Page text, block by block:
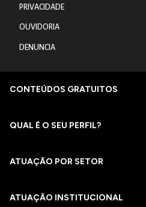
PRIVACIDADE
OUVIDORIA
DENUNCIA
CONTEÚDOS GRATUITOS
QUAL É O SEU PERFIL?
ATUAÇÃO POR SETOR
ATUAÇÃO INSTITUCIONAL